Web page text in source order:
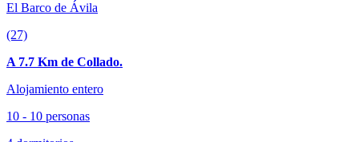
El Barco de Ávila
(27)
A 7.7 Km de Collado.
Alojamiento entero
10 - 10 personas